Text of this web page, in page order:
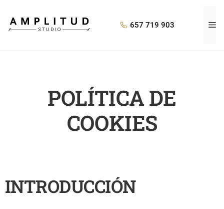
657 719 903
POLÍTICA DE
COOKIES
INTRODUCCIÓN